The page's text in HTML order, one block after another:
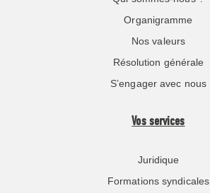
Organigramme
Nos valeurs
Résolution générale
S’engager avec nous
Vos services
Juridique
Formations syndicales